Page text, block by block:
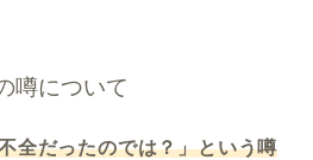
噂について
全だったのでは？」という噂